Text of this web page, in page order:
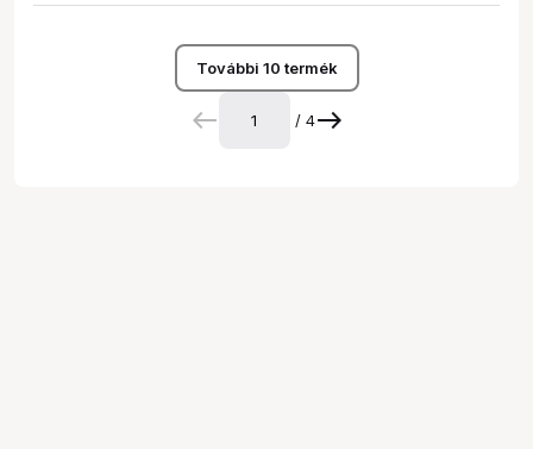
További 10 termék
/ 4